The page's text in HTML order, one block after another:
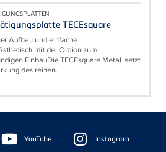
TECEsquare
Aufbau und einfache
mit der Option zum
EinbauDie TECEsquare Metall setzt
des reinen...
YouTube Instagram